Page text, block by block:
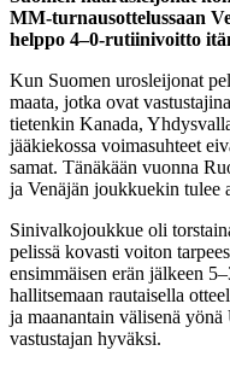
MM-turnausottelussaan
helppo 4–0-rutiinivoitto
Kun Suomen urosleijonat
maata, jotka ovat
tietenkin Kanada,
jääkiekossa voimasuhteet
samat. Tänäkään vuonna
ja Venäjän joukkuekin tulee
Sinivalkojoukkue oli
pelissä kovasti voiton
ensimmäisen erän jälkeen
hallitsemaan rautaisella
ja maanantain välisenä
vastustajan hyväksi.